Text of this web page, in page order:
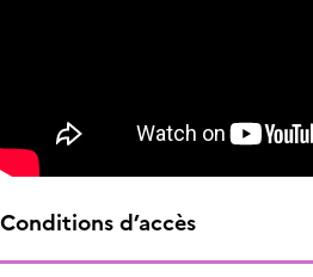
Conditions d’accès